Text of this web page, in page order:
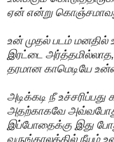
ஏன் என்று
உன் முதல் படம் மனதில்
இரட்டை
தரமான காமெடியே
அடிக்கடி நீ உச்சரிப்பது
அதற்காகவே
இப்போதைக்கு இது
வருங்காலத்தில் நீயும்